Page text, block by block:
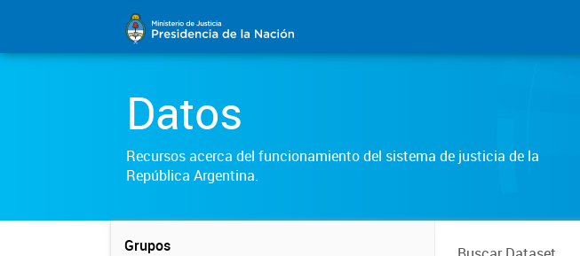
Datos
Recursos acerca del funcionamiento del sistema de justicia de la
República Argentina.
Grupos